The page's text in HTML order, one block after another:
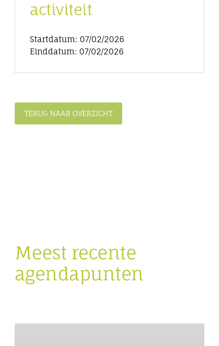
activiteit
Startdatum: 07/02/2026
Einddatum: 07/02/2026
TERUG NAAR OVERZICHT
Meest recente
agendapunten